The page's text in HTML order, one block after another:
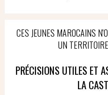
CES JEUNES MAROCAINS
UN
PRÉCISIONS UTILES ET
LA